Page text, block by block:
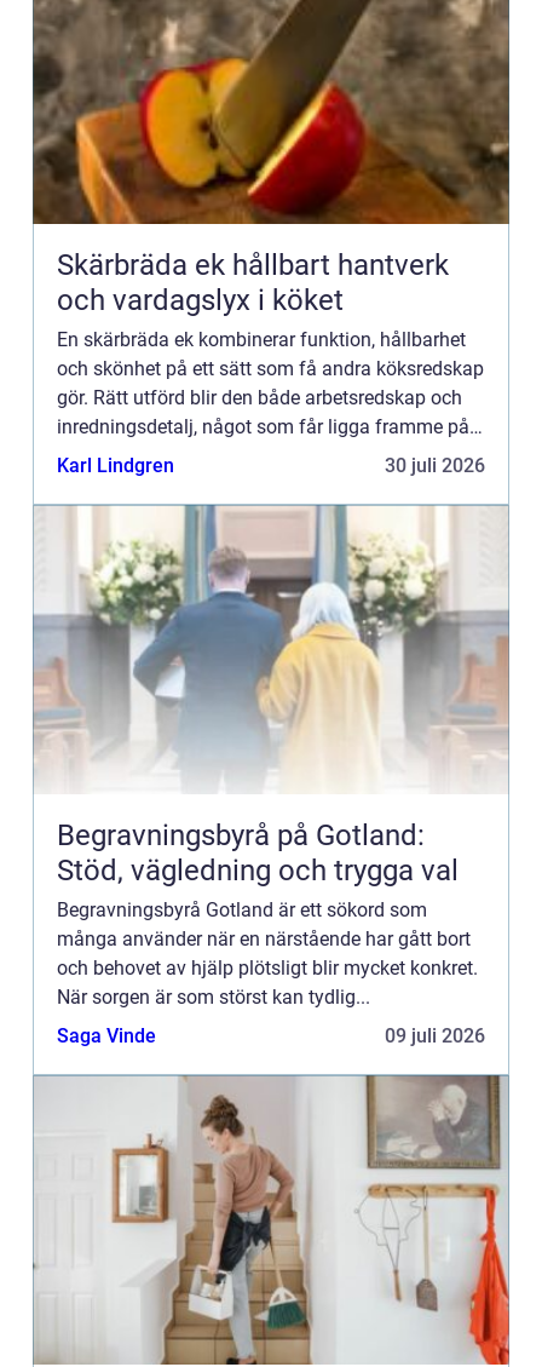
Skärbräda ek hållbart hantverk
och vardagslyx i köket
En skärbräda ek kombinerar funktion, hållbarhet
och skönhet på ett sätt som få andra köksredskap
gör. Rätt utförd blir den både arbetsredskap och
inredningsdetalj, något som får ligga framme på
bänken i stället för att gömmas undan i ett skåp.
Karl Lindgren 30 juli 2026
Begravningsbyrå på Gotland:
Stöd, vägledning och trygga val
Begravningsbyrå Gotland är ett sökord som
många använder när en närstående har gått bort
och behovet av hjälp plötsligt blir mycket konkret.
När sorgen är som störst kan tydlig...
Saga Vinde
09 juli 2026